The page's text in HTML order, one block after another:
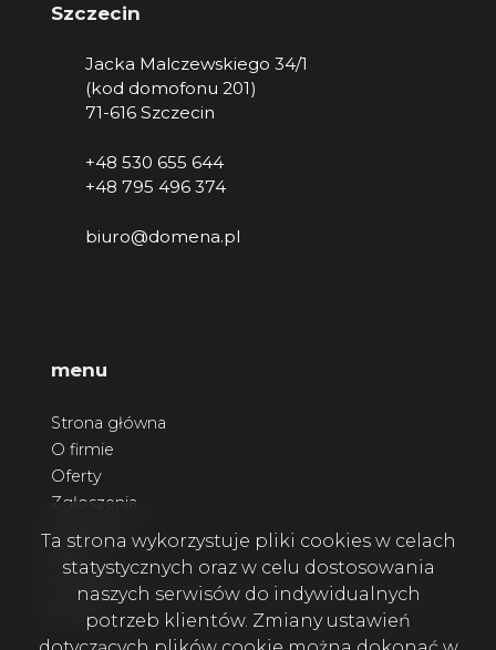
Szczecin
Jacka Malczewskiego 34/1
(kod domofonu 201)
71-616 Szczecin
+48 530 655 644
+48 795 496 374
biuro@domena.pl
menu
Strona główna
O firmie
Oferty
Zgłoszenia
Kontakt
Ta strona wykorzystuje pliki cookies w celach
statystycznych oraz w celu dostosowania
naszych serwisów do indywidualnych
potrzeb klientów. Zmiany ustawień